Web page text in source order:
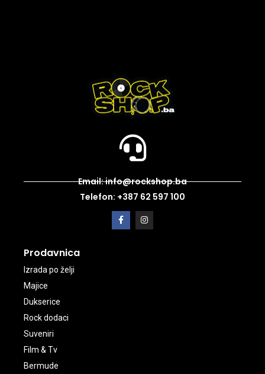
Email: info@rockshop.ba
Telefon: +387 62 597 100
Prodavnica
Izrada po želji
Majice
Dukserice
Rock dodaci
Suveniri
Film & Tv
Bermude